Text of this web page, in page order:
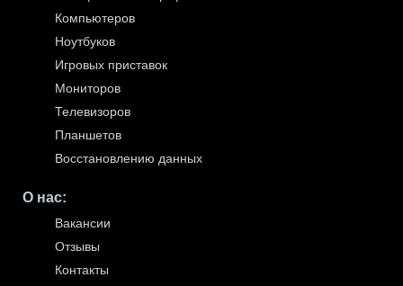
Компьютеров
Ноутбуков
Игровых приставок
Мониторов
Телевизоров
Планшетов
Восстановлению данных
О нас:
Вакансии
Отзывы
Контакты